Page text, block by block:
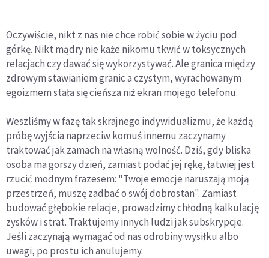
Oczywiście, nikt z nas nie chce robić sobie w życiu pod
górkę. Nikt mądry nie każe nikomu tkwić w toksycznych
relacjach czy dawać się wykorzystywać. Ale granica między
zdrowym stawianiem granic a czystym, wyrachowanym
egoizmem stała się cieńsza niż ekran mojego telefonu.
Weszliśmy w fazę tak skrajnego indywidualizmu, że każdą
próbę wyjścia naprzeciw komuś innemu zaczynamy
traktować jak zamach na własną wolność. Dziś, gdy bliska
osoba ma gorszy dzień, zamiast podać jej rękę, łatwiej jest
rzucić modnym frazesem: "Twoje emocje naruszają moją
przestrzeń, muszę zadbać o swój dobrostan". Zamiast
budować głębokie relacje, prowadzimy chłodną kalkulację
zysków i strat. Traktujemy innych ludzi jak subskrypcje.
Jeśli zaczynają wymagać od nas odrobiny wysiłku albo
uwagi, po prostu ich anulujemy.